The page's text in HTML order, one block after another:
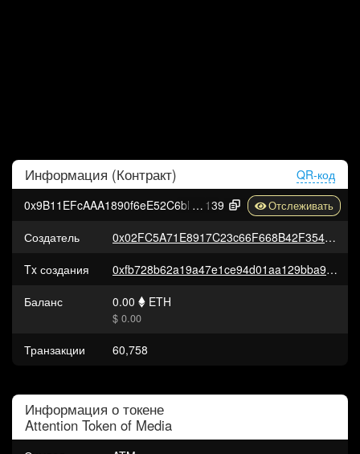
Информация (Контракт)
QR-код
0x9B11EFcAAA1890f6eE52C6bB7CF8153aC5d74
139
Создатель
0x02FC5A71E8917C23c66F668B42F3544cde88F1bC
Tx создания
0xfb728b62a19a47e1ce94d01aa129bba98a2f9d30579b0912f84a98e81690b216
Баланс
0.00 ETH
$ 0.00
Транзакции 60,758
Информация о токене
Attention Token of Media